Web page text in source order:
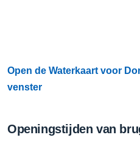
Open de Waterkaart voor
venster
Openingstijden van